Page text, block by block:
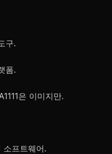
구.
폼.
은 이미지만.
소프트웨어.